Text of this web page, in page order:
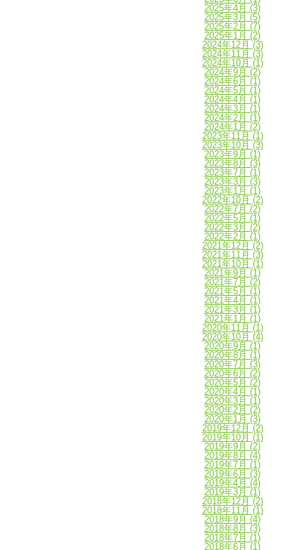
2025年4月 (3)
2025年3月 (5)
2025年2月 (7)
2025年1月 (2)
2024年12月 (3)
2024年11月 (3)
2024年10月 (1)
2024年9月 (2)
2024年6月 (1)
2024年5月 (1)
2024年4月 (1)
2024年3月 (1)
2024年2月 (1)
2024年1月 (2)
2023年11月 (1)
2023年10月 (3)
2023年9月 (1)
2023年8月 (3)
2023年7月 (1)
2023年3月 (3)
2023年1月 (1)
2022年10月 (2)
2022年7月 (2)
2022年5月 (1)
2022年3月 (2)
2022年2月 (1)
2021年12月 (2)
2021年11月 (3)
2021年10月 (1)
2021年9月 (1)
2021年7月 (2)
2021年5月 (1)
2021年4月 (1)
2021年3月 (1)
2021年1月 (1)
2020年11月 (1)
2020年10月 (4)
2020年9月 (1)
2020年8月 (1)
2020年7月 (3)
2020年6月 (2)
2020年5月 (2)
2020年4月 (1)
2020年3月 (1)
2020年2月 (2)
2020年1月 (3)
2019年12月 (2)
2019年10月 (1)
2019年9月 (2)
2019年8月 (4)
2019年7月 (1)
2019年6月 (3)
2019年4月 (4)
2019年3月 (1)
2018年12月 (2)
2018年11月 (1)
2018年9月 (4)
2018年8月 (3)
2018年7月 (1)
2018年6月 (1)